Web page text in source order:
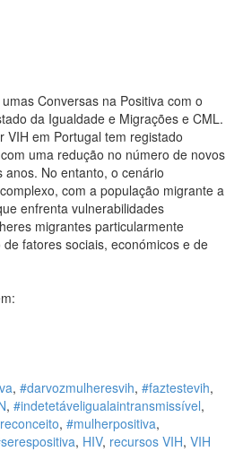
Conversas na Positiva com o
da Igualdade e Migrações e CML.
VIH em Portugal tem registado
uma redução no número de novos
No entanto, o cenário
com a população migrante a
enfrenta vulnerabilidades
migrantes particularmente
fatores sociais, económicos e de
, #darvozmulheresvih, #faztestevih,
, #indetetáveligualaintransmissível,
, #mulherpositiva,
, HIV, recursos VIH, VIH